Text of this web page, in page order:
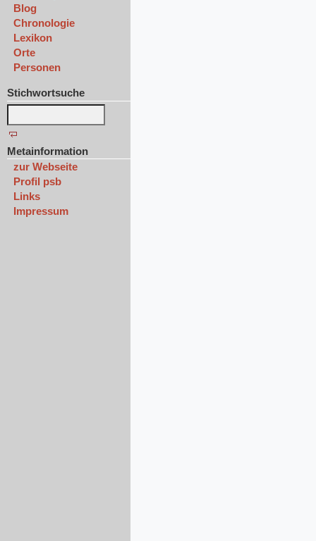
Blog
Chronologie
Lexikon
Orte
Personen
Stichwortsuche
Metainformation
zur Webseite
Profil psb
Links
Impressum